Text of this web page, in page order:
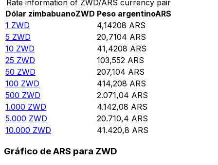
Rate information of ZWD/ARS currency pair
Dólar zimbabuanoZWD Peso argentinoARS
1 ZWD 4,14208 ARS
5 ZWD 20,7104 ARS
10 ZWD 41,4208 ARS
25 ZWD 103,552 ARS
50 ZWD 207,104 ARS
100 ZWD 414,208 ARS
500 ZWD 2.071,04 ARS
1.000 ZWD 4.142,08 ARS
5.000 ZWD 20.710,4 ARS
10.000 ZWD 41.420,8 ARS
Gráfico de ARS para ZWD